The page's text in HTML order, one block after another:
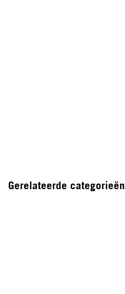
Gerelateerde categorieën